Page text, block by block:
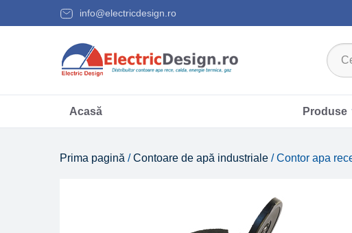
info@electricdesign.ro
Acasă Produse
Prima pagină /Contoare de apă industriale / Contor apa